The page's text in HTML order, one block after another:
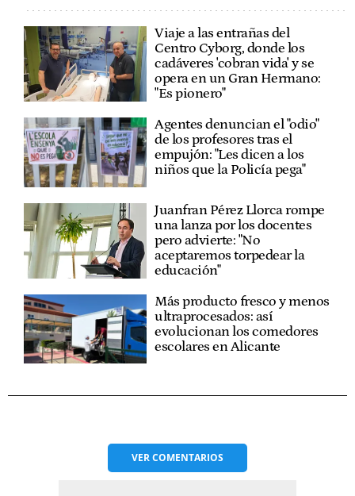
Viaje a las entrañas del
Centro Cyborg, donde los
cadáveres 'cobran vida' y se
opera en un Gran Hermano:
"Es pionero"
Agentes denuncian el "odio"
de los profesores tras el
empujón: "Les dicen a los
niños que la Policía pega"
Juanfran Pérez Llorca rompe
una lanza por los docentes
pero advierte: "No
aceptaremos torpedear la
educación"
Más producto fresco y menos
ultraprocesados: así
evolucionan los comedores
escolares en Alicante
VERCOMENTARIOS